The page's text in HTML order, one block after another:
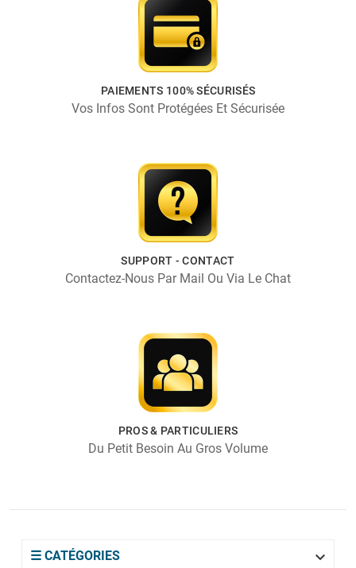
PAIEMENTS 100% SÉCURISÉS
Vos Infos Sont Protégées Et Sécurisée
SUPPORT - CONTACT
Contactez-Nous Par Mail Ou Via Le Chat
PROS & PARTICULIERS
Du Petit Besoin Au Gros Volume
☰ CATÉGORIES 